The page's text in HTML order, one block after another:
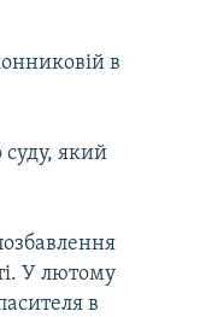
в
який
У лютому
в